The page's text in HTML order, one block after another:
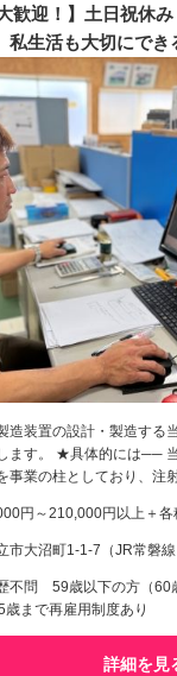
歓迎！】土日祝休
私生活も大切にでき
造装置の設計・製造する
ます。 ★具体的には──
事業の柱としており、注
円～210,000円以上＋各
市大沼町1-1-7（JR常磐線
不問 59歳以下の方（60
まで再雇用制度あり
詳細を見